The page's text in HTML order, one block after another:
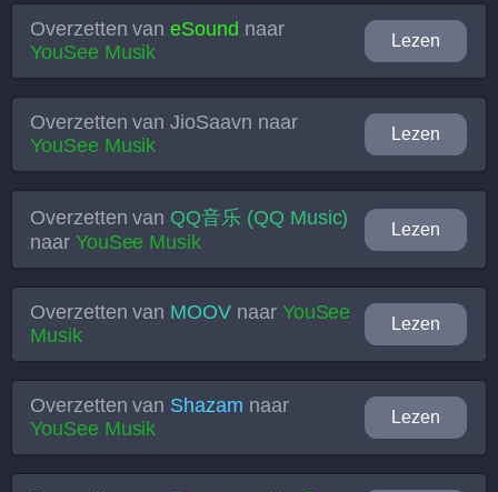
Overzetten vaneSound naar
YouSee Musik
Lezen
Overzetten vanJioSaavn naar
YouSee Musik
Lezen
Overzetten van QQ音乐 (QQ Music)
naar YouSee Musik
Lezen
Overzetten van MOOV naar YouSee
Musik
Lezen
Overzetten van Shazam naar
YouSee Musik
Lezen